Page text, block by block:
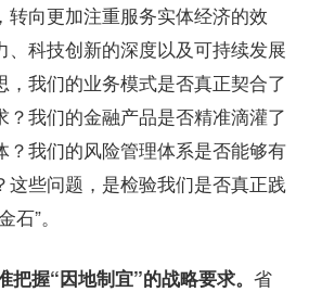
转向更加注重服务实体经济的效
、科技创新的深度以及可持续发展
，我们的业务模式是否真正契合了
？我们的金融产品是否精准滴灌了
？我们的风险管理体系是否能够有
这些问题，是检验我们是否真正践
”。
把握“因地制宜”的战略要求。 省